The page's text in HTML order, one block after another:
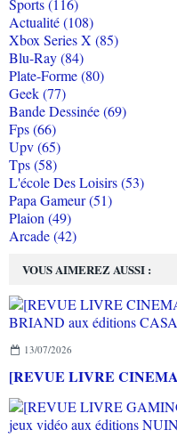
VOUS AIMEREZ AUSSI :
13/07/2026
Sports (116)
Actualité (108)
Xbox Series X (85)
Blu-Ray (84)
Plate-Forme (80)
Geek (77)
Bande Dessinée (69)
Fps (66)
Upv (65)
Tps (58)
L'école Des Loisirs (53)
Papa Gameur (51)
Plaion (49)
Arcade (42)